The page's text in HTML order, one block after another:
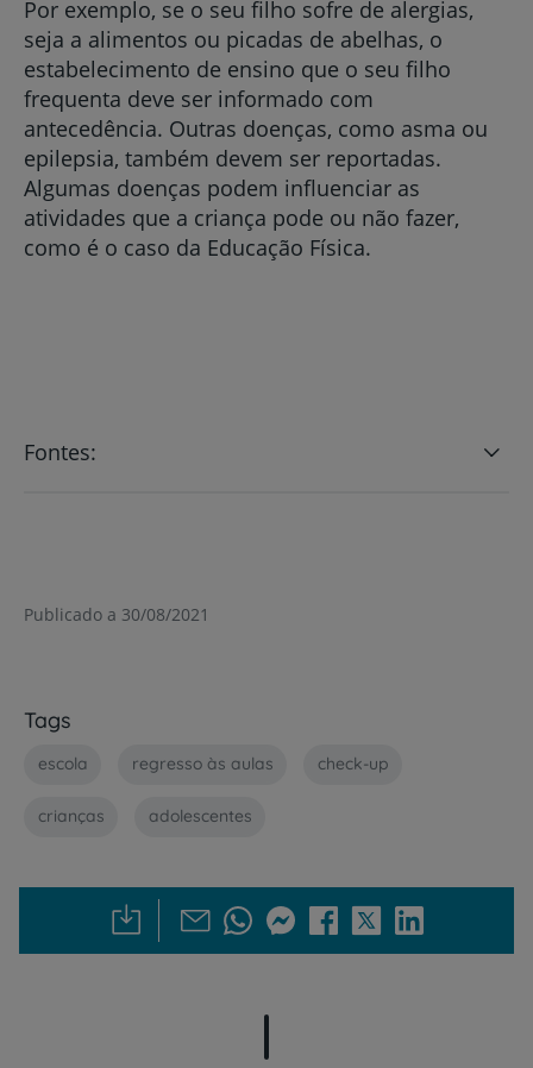
Por exemplo, se o seu filho sofre de alergias,
seja a alimentos ou picadas de abelhas, o
estabelecimento de ensino que o seu filho
frequenta deve ser informado com
antecedência. Outras doenças, como asma ou
epilepsia, também devem ser reportadas.
Algumas doenças podem influenciar as
atividades que a criança pode ou não fazer,
como é o caso da Educação Física.
Fontes:
Publicado a 30/08/2021
Tags
escola regresso às aulas check-up
crianças adolescentes